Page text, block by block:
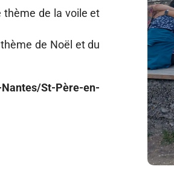
thème de la voile et
de Noël et du
St-Père-en-